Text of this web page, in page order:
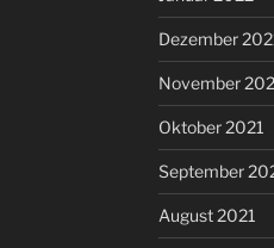
Dezember
November
Oktober 2021
September
August 2021